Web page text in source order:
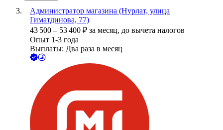
Администратор магазина (Нурлат, улица
Гиматдинова, 77)
43 500 – 53 400 ₽ за месяц, до вычета налогов
Опыт 1-3 года
Выплаты: Два раза в месяц